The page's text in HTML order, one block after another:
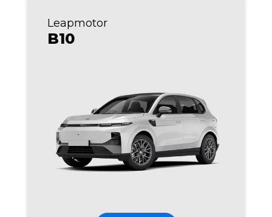
Leapmotor
B10